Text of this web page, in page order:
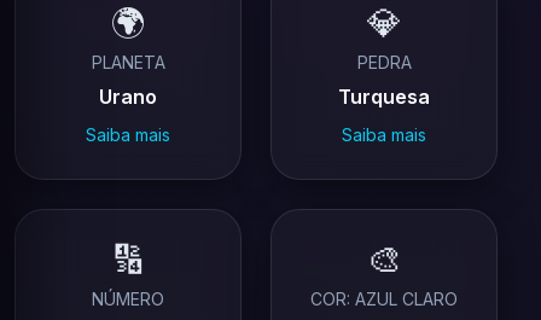
🌍
PLANETA
Urano
Saiba mais
💎
PEDRA
Turquesa
Saiba mais
🔢
NÚMERO
🎨
COR: AZUL CLARO